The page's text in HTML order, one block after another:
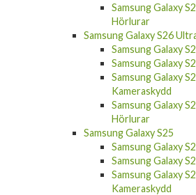
Samsung Galaxy
Hörlurar
Samsung Galaxy S26
Samsung Galaxy
Samsung Galaxy
Samsung Galaxy
Kameraskydd
Samsung Galaxy
Hörlurar
Samsung Galaxy S25
Samsung Galaxy
Samsung Galaxy
Samsung Galaxy
Kameraskydd